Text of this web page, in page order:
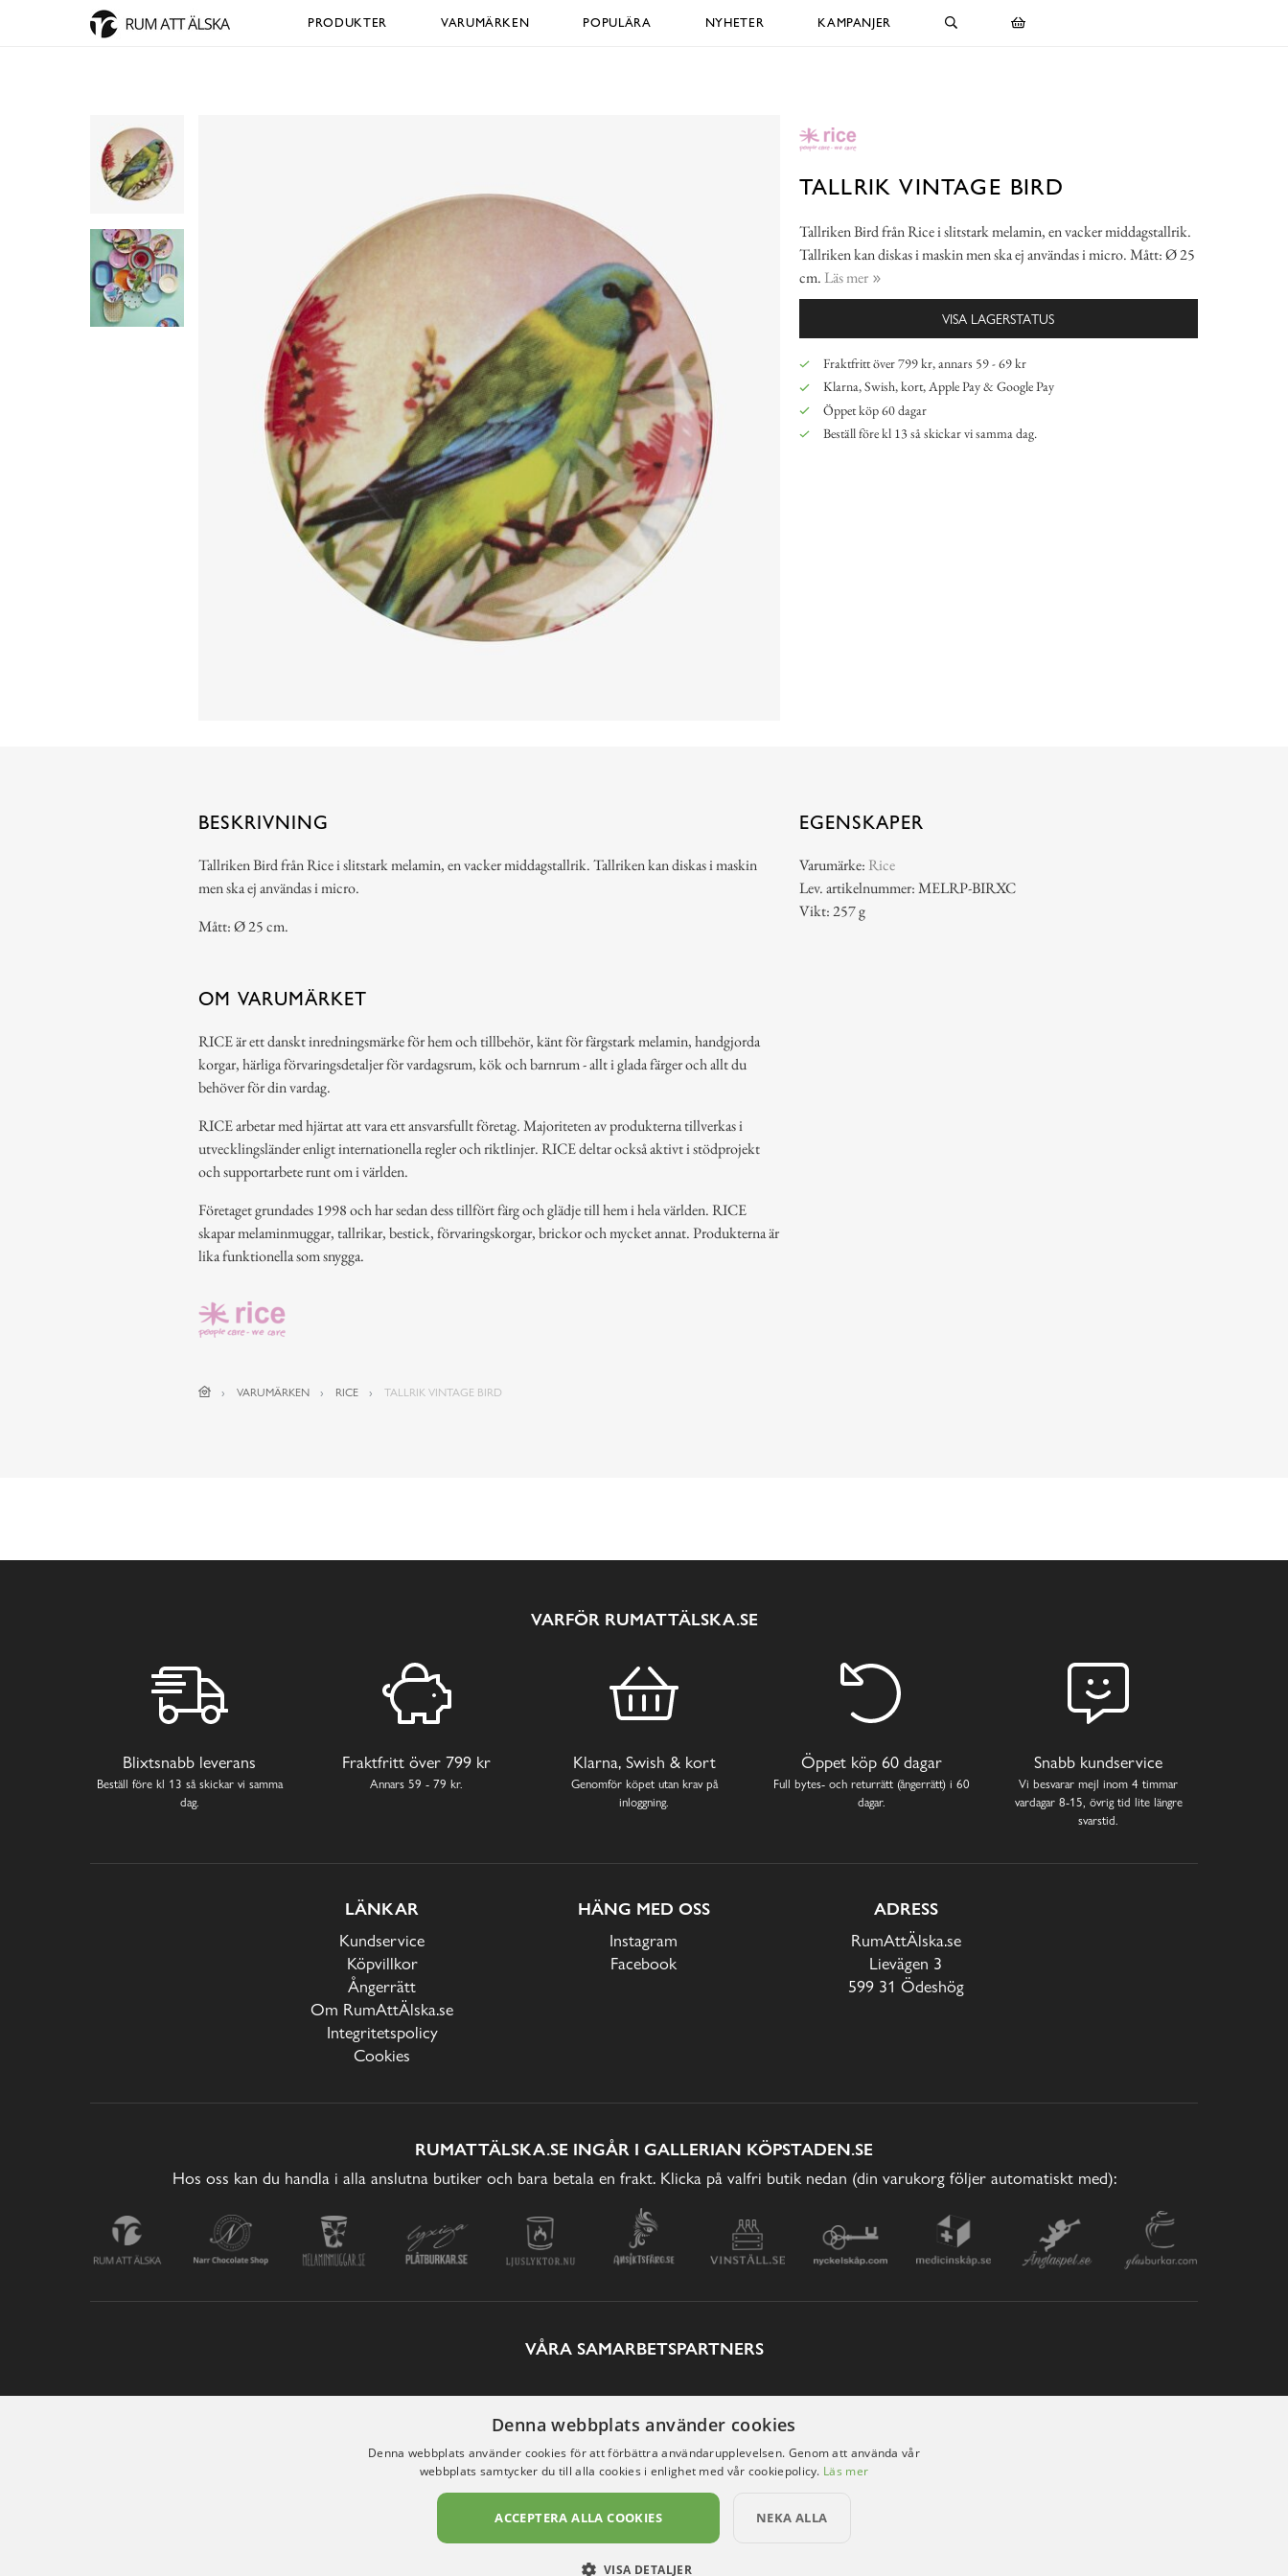
PRODUKTER VARUMÄRKEN POPULÄRA NYHETER KAMPANJER
TALLRIK VINTAGE BIRD
Tallriken Bird från Rice i slitstark melamin, en vacker middagstallrik.
Tallriken kan diskas i maskin men ska ej användas i micro. Mått: Ø 25
cm. Läs mer
VISA LAGERSTATUS
Fraktfritt över 799 kr, annars 59 - 69 kr
Klarna, Swish, kort, Apple Pay & Google Pay
Öppet köp 60 dagar
Beställ före kl 13 så skickar vi samma dag.
BESKRIVNING
Tallriken Bird från Rice i slitstark melamin, en vacker middagstallrik. Tallriken kan diskas i maskin
men ska ej användas i micro.
Mått: Ø 25 cm.
EGENSKAPER
Varumärke: Rice
Lev. artikelnummer: MELRP-BIRXC
Vikt: 257 g
OM VARUMÄRKET
RICE är ett danskt inredningsmärke för hem och tillbehör, känt för färgstark melamin, handgjorda
korgar, härliga förvaringsdetaljer för vardagsrum, kök och barnrum - allt i glada färger och allt du
behöver för din vardag.
RICE arbetar med hjärtat att vara ett ansvarsfullt företag. Majoriteten av produkterna tillverkas i
utvecklingsländer enligt internationella regler och riktlinjer. RICE deltar också aktivt i stödprojekt
och supportarbete runt om i världen.
Företaget grundades 1998 och har sedan dess tillfört färg och glädje till hem i hela världen. RICE
skapar melaminmuggar, tallrikar, bestick, förvaringskorgar, brickor och mycket annat. Produkterna är
lika funktionella som snygga.
VARUMÄRKEN RICE TALLRIK VINTAGE BIRD
VARFÖR RUMATTÄLSKA.SE
Blixtsnabb leverans
Beställ före kl 13 så skickar vi samma
dag.
Fraktfritt över 799 kr
Annars 59 - 79 kr.
Klarna, Swish & kort
Genomför köpet utan krav på
inloggning.
Öppet köp 60 dagar
Full bytes- och returrätt (ångerrätt) i 60
dagar.
Snabb kundservice
Vi besvarar mejl inom 4 timmar
vardagar 8-15, övrig tid lite längre
svarstid.
LÄNKAR
Kundservice
Köpvillkor
Ångerrätt
Om RumAttÄlska.se
Integritetspolicy
Cookies
HÄNG MED OSS
Instagram
Facebook
ADRESS
RumAttÄlska.se
Lievägen 3
599 31 Ödeshög
RUMATTÄLSKA.SE INGÅR I GALLERIAN KÖPSTADEN.SE
Hos oss kan du handla i alla anslutna butiker och bara betala en frakt. Klicka på valfri butik nedan (din varukorg följer automatiskt med):
VÅRA SAMARBETSPARTNERS
Denna webbplats använder cookies
Denna webbplats använder cookies för att förbättra användarupplevelsen. Genom att använda vår
webbplats samtycker du till alla cookies i enlighet med vår cookiepolicy. Läs mer
ACCEPTERA ALLA COOKIES NEKA ALLA
VISA DETALJER